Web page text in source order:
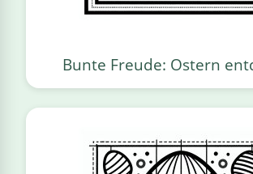
Bunte Freude: Ostern